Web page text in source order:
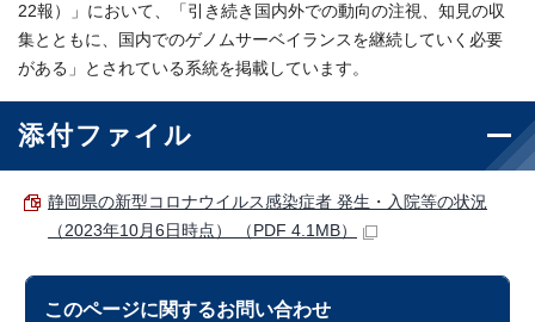
22報）」において、「引き続き国内外での動向の注視、知見の収
集とともに、国内でのゲノムサーベイランスを継続していく必要
がある」とされている系統を掲載しています。
添付ファイル
静岡県の新型コロナウイルス感染症者 発生・入院等の状況
（2023年10月6日時点） （PDF 4.1MB）
このページに関するお問い合わせ